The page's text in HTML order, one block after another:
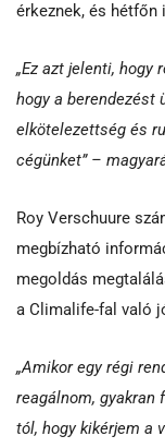
érkeznek, és hétfőn
„Ez azt jelenti, hogy
hogy a berendezést
elkötelezettség és
cégünket” –
Roy Verschuure
megbízható
megoldás
a Climalife-fal való
„Amikor egy régi
reagálnom, gyakran
tól, hogy kikérjem a